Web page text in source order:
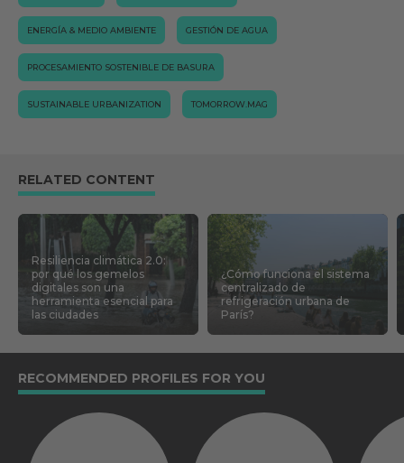
ENERGÍA & MEDIO AMBIENTE GESTIÓN DE AGUA
PROCESAMIENTO SOSTENIBLE DE BASURA
SUSTAINABLE URBANIZATION TOMORROW.MAG
RELATED CONTENT
Resiliencia climática 2.0:
por qué los gemelos
digitales son una
herramienta esencial para
las ciudades
¿Cómo funciona el sistema
centralizado de
refrigeración urbana de
París?
RECOMMENDED PROFILES FOR YOU